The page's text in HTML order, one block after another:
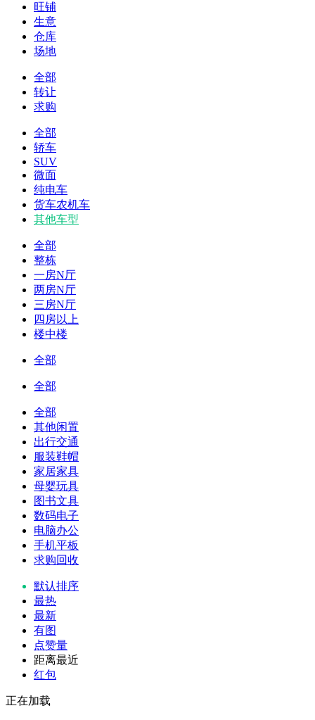
旺铺
生意
仓库
场地
全部
转让
求购
全部
轿车
SUV
微面
纯电车
货车农机车
其他车型
全部
整栋
一房N厅
两房N厅
三房N厅
四房以上
楼中楼
全部
全部
全部
其他闲置
出行交通
服装鞋帽
家居家具
母婴玩具
图书文具
数码电子
电脑办公
手机平板
求购回收
默认排序
最热
最新
有图
点赞量
距离最近
红包
正在加载